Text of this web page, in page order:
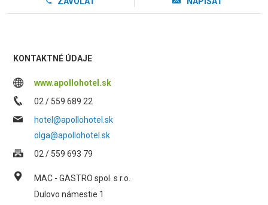
KONTAKTNÉ ÚDAJE
www.apollohotel.sk
02 / 559 689 22
hotel@apollohotel.sk
olga@apollohotel.sk
02 / 559 693 79
MAC - GASTRO spol. s r.o.
Dulovo námestie 1